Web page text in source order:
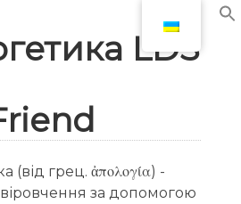
(від грец. ἀπολογία) -
за допомогою